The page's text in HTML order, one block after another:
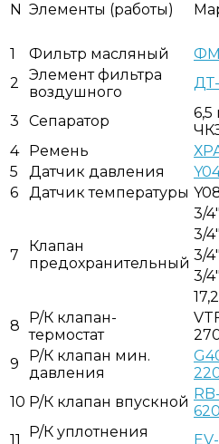
N Элементы (работы)
1
Фильтр масляный
2
Элемент фильтра
воздушного
3 Сепаратор 6,5
4
Ремень
5
Датчик давления
6
Датчик температуры
7
Клапан
предохранительный
3/
3/
3/
3/
8
P/К клапан-
термостат
9
P/К клапан мин.
давления
10 P/К клапан впускной
11
P/К уплотнения